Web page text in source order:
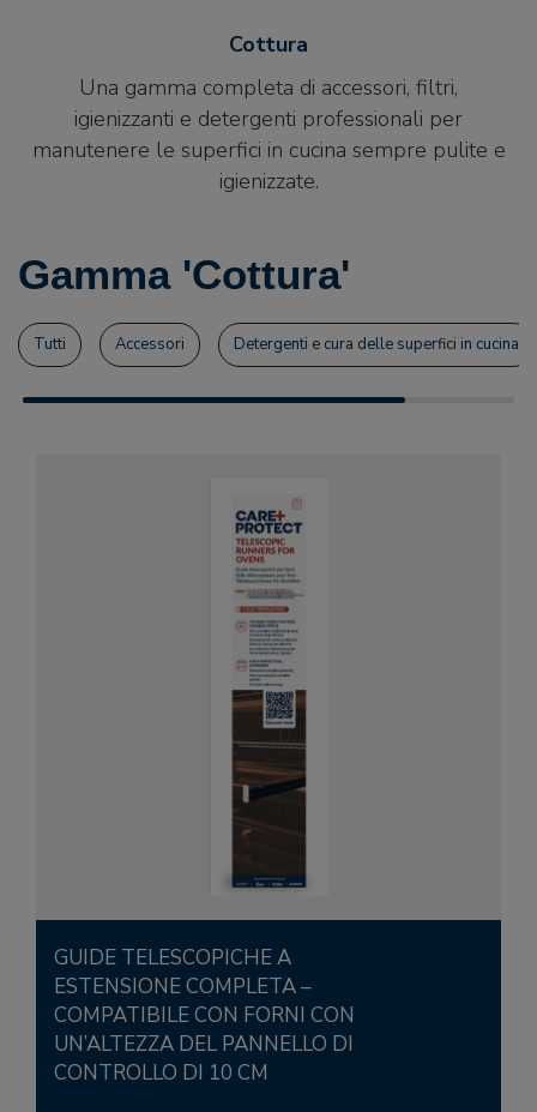
Cottura
Una gamma completa di accessori, filtri,
igienizzanti e detergenti professionali per
manutenere le superfici in cucina sempre pulite e
igienizzate.
Gamma 'Cottura'
Tutti Accessori Detergenti e cura delle superfici in cucina
GUIDE TELESCOPICHE A
ESTENSIONE COMPLETA –
COMPATIBILE CON FORNI CON
UN’ALTEZZA DEL PANNELLO DI
CONTROLLO DI 10 CM